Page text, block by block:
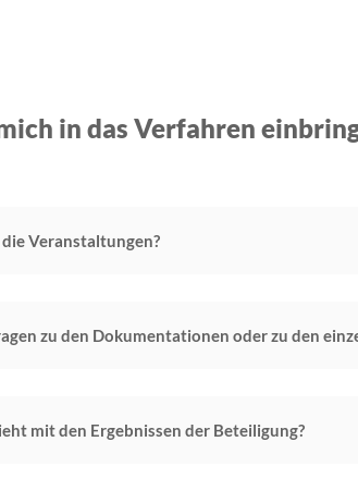
in das Verfahren
Veranstaltungen?
zu den Dokumentationen oder zu den
mit den Ergebnissen der Beteiligung?